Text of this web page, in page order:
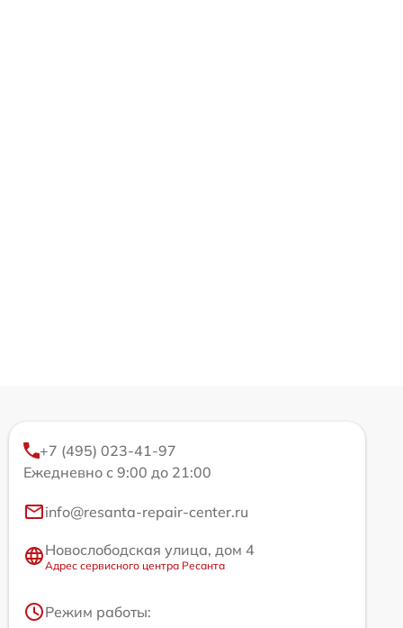
+7 (495) 023-41-97
Ежедневно с 9:00 до 21:00
info@resanta-repair-center.ru
Новослободская улица, дом 4
Адрес сервисного центра Ресанта
Режим работы: